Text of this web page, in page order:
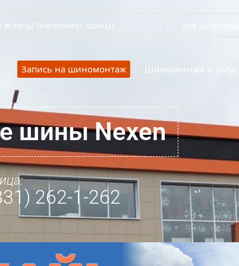
Запись на шиномонтаж Шиномонтаж и услуги
шины Nexen
262-1-262